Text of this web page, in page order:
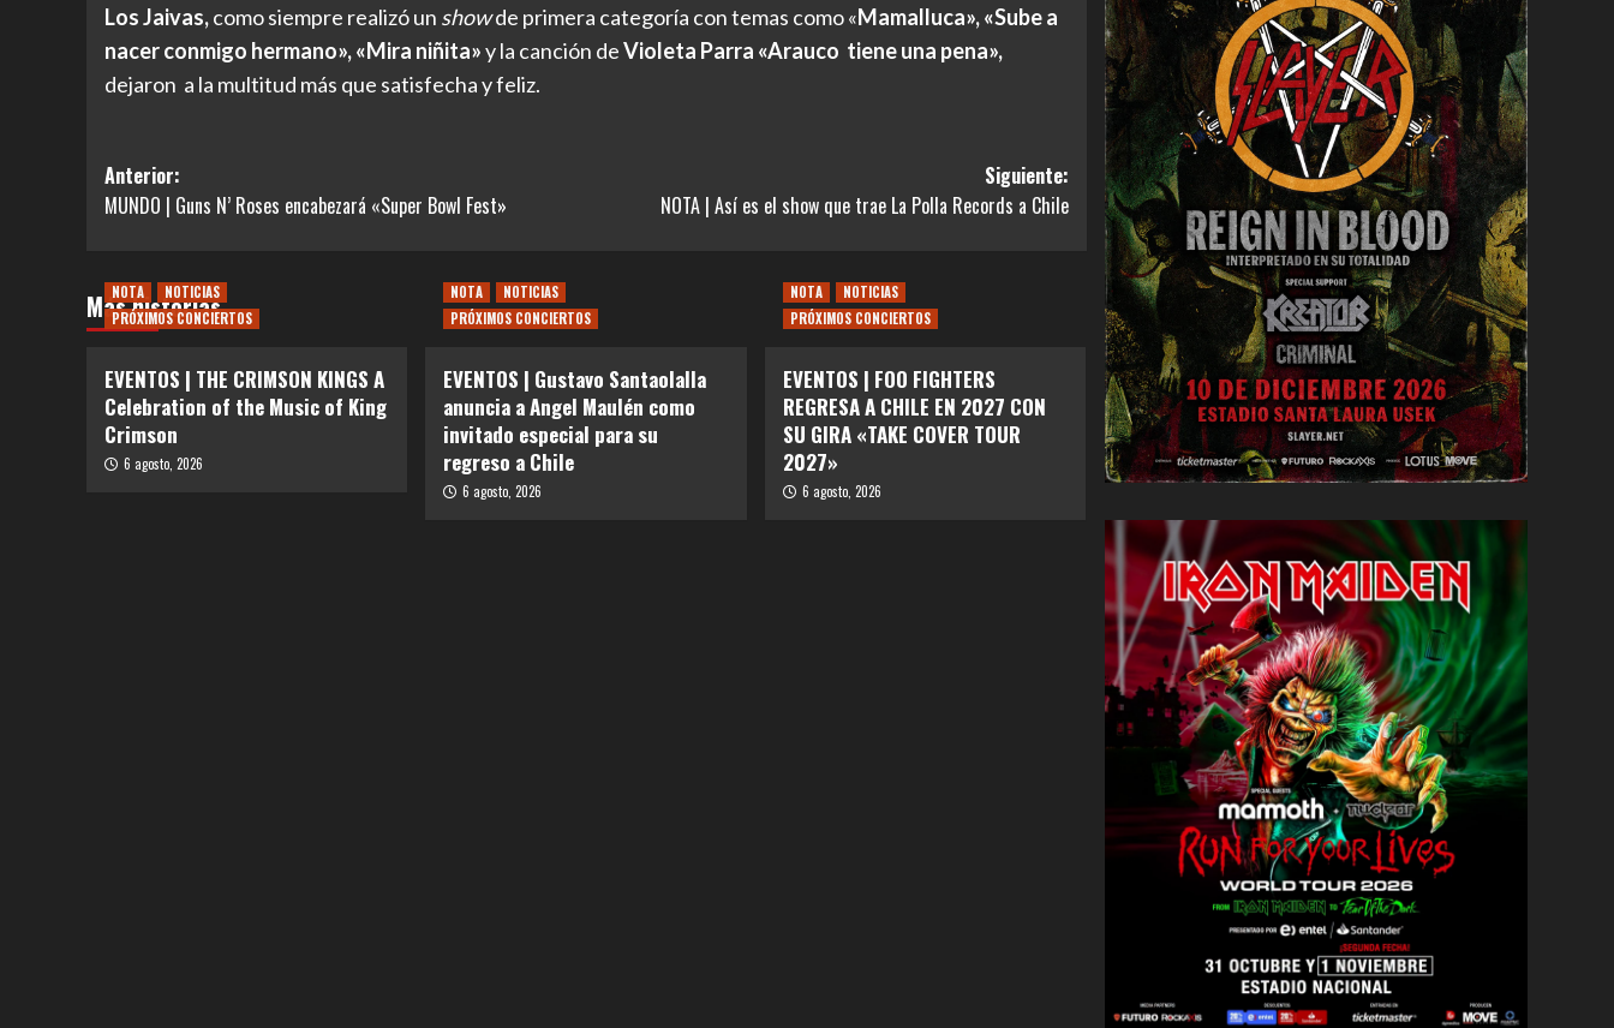
Los Jaivas,como siempre realizó un showde primera categoría con temas como «Mamalluca», «Sube a
nacer conmigo hermano», «Mira niñita»y la canción deVioleta Parra «Arauco tiene una pena»,
dejaron a la multitud más que satisfecha y feliz.
Navegación
de
Anterior:
MUNDO | Guns N’ Roses encabezará «Super Bowl Fest»
Siguiente:
NOTA | Así es el show que trae La Polla Records a Chile
Más historias
NOTA
NOTICIAS
PRÓXIMOS CONCIERTOS
EVENTOS | THE CRIMSON KINGS A
Celebration of the Music of King
Crimson
6 agosto, 2026
NOTA
NOTICIAS
PRÓXIMOS CONCIERTOS
EVENTOS | Gustavo Santaolalla
anuncia a Angel Maulén como
invitado especial para su
regreso a Chile
6 agosto, 2026
NOTA
NOTICIAS
PRÓXIMOS CONCIERTOS
EVENTOS | FOO FIGHTERS
REGRESA A CHILE EN 2027 CON
SU GIRA «TAKE COVER TOUR
2027»
6 agosto, 2026